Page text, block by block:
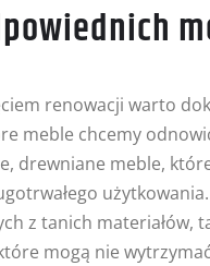
renowacji warto
meble chcemy
drewniane meble,
z tanich materiałów,
mogą nie